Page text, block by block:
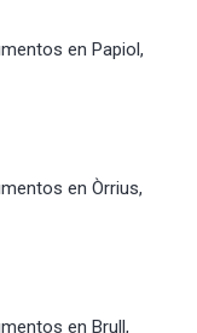
en Papiol,
en Òrrius,
en Brull,